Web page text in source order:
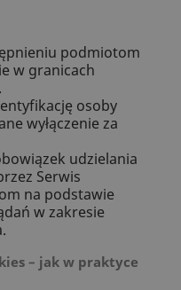
podmiotom
w granicach
osoby
wyłączenie za
udzielania
Serwis
na podstawie
w zakresie
– jak w praktyce